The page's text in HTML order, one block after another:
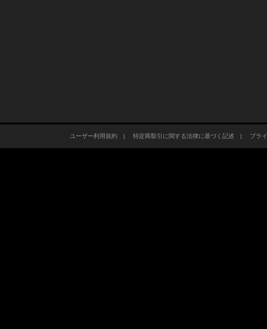
ユーザー利用規約| 特定商取引に関する法律に基づく記述 | プラ